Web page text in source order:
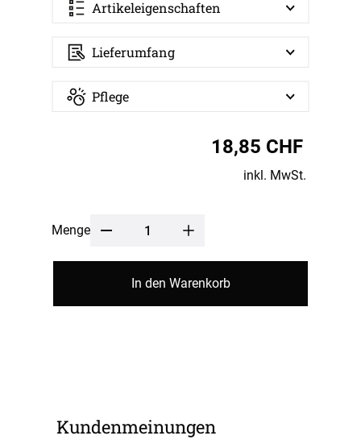
Artikeleigenschaften
Lieferumfang
Pflege
18,85 CHF
inkl. MwSt.
Menge
In den Warenkorb
Kundenmeinungen